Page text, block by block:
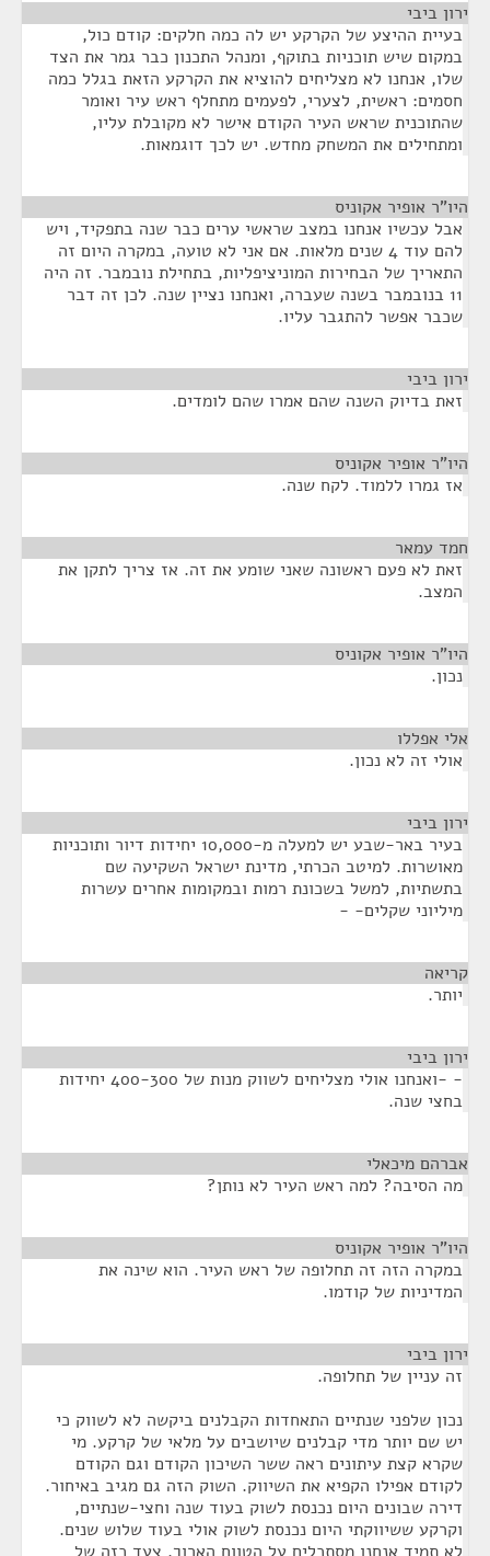
ירון ביבי
בעיית ההיצע של הקרקע יש לה כמה חלקים: קודם כול,
במקום שיש תוכניות בתוקף, ומנהל התכנון כבר גמר את הצד
שלו, אנחנו לא מצליחים להוציא את הקרקע הזאת בגלל כמה
חסמים: ראשית, לצערי, לפעמים מתחלף ראש עיר ואומר
שהתוכנית שראש העיר הקודם אישר לא מקובלת עליו,
ומתחילים את המשחק מחדש. יש לכך דוגמאות.
היו"ר אופיר אקוניס
אבל עכשיו אנחנו במצב שראשי ערים כבר שנה בתפקיד, ויש
להם עוד 4 שנים מלאות. אם אני לא טועה, במקרה היום זה
התאריך של הבחירות המוניציפליות, בתחילת נובמבר. זה היה
11 בנובמבר בשנה שעברה, ואנחנו נציין שנה. לכן זה דבר
שכבר אפשר להתגבר עליו.
ירון ביבי
זאת בדיוק השנה שהם אמרו שהם לומדים.
היו"ר אופיר אקוניס
אז גמרו ללמוד. לקח שנה.
חמד עמאר
זאת לא פעם ראשונה שאני שומע את זה. אז צריך לתקן את
המצב.
היו"ר אופיר אקוניס
נכון.
אלי אפללו
אולי זה לא נכון.
ירון ביבי
בעיר באר-שבע יש למעלה מ-10,000 יחידות דיור ותוכניות
מאושרות. למיטב הכרתי, מדינת ישראל השקיעה שם
בתשתיות, למשל בשכונת רמות ובמקומות אחרים עשרות
מיליוני שקלים- -
קריאה
יותר.
ירון ביבי
- -ואנחנו אולי מצליחים לשווק מנות של 400-300 יחידות
בחצי שנה.
אברהם מיכאלי
מה הסיבה? למה ראש העיר לא נותן?
היו"ר אופיר אקוניס
במקרה הזה זה תחלופה של ראש העיר. הוא שינה את
המדיניות של קודמו.
ירון ביבי
זה עניין של תחלופה.
נכון שלפני שנתיים התאחדות הקבלנים ביקשה לא לשווק כי
יש שם יותר מדי קבלנים שיושבים על מלאי של קרקע. מי
שקרא קצת עיתונים ראה ששר השיכון הקודם וגם הקודם
לקודם אפילו הקפיא את השיווק. השוק הזה גם מגיב באיחור.
דירה שבונים היום נכנסת לשוק בעוד שנה וחצי-שנתיים,
וקרקע ששיווקתי היום נכנסת לשוק אולי בעוד שלוש שנים.